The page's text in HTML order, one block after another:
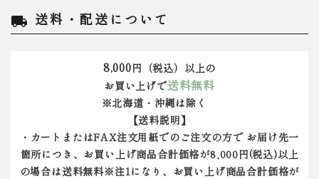
local_shipping 送料・配送について
8,000円（税込）以上の
お買い上げで送料無料
※北海道・沖縄は除く
【送料説明】
・カートまたはFAX注文用紙でのご注文の方で お届け先一
箇所につき、お買い上げ商品合計価格が8,000円(税込)以上
の場合は送料無料※注1になり、お買い上げ商品合計価格が